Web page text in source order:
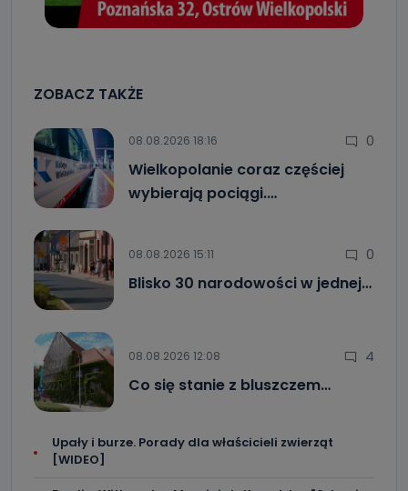
ZOBACZ TAKŻE
08.08.2026 18:16 0
Wielkopolanie coraz częściej
wybierają pociągi.…
08.08.2026 15:11 0
Blisko 30 narodowości w jednej…
08.08.2026 12:08 4
Co się stanie z bluszczem…
Upały i burze. Porady dla właścicieli zwierząt
[WIDEO]